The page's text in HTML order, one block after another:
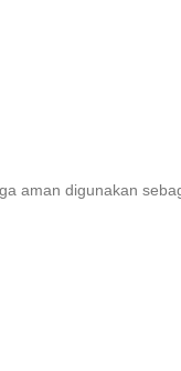
aman digunakan